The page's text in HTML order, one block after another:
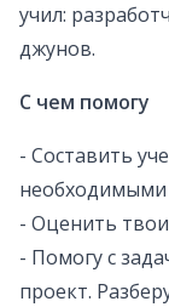
учил:
джунов.
С чем помогу
- Составить
необходимыми
- Оценить
- Помогу с
проект.